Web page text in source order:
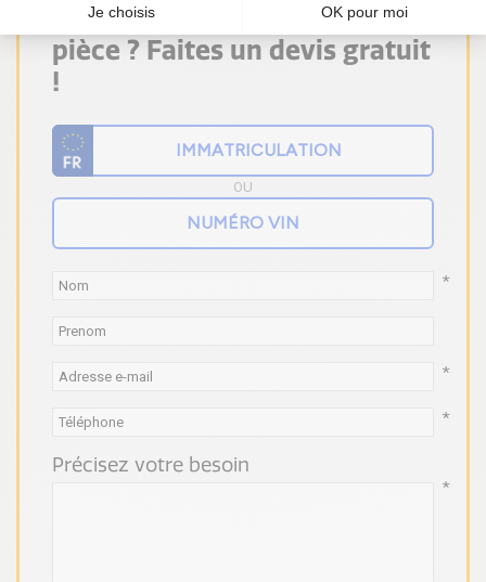
Vous ne trouvez pas votre
pièce ? Faites un devis gratuit
!
OU
*
*
*
Précisez votre besoin
*